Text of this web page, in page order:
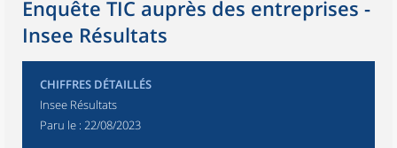
Enquête TIC auprès des entreprises -
Insee Résultats
CHIFFRES DÉTAILLÉS
Insee Résultats
Paru le : 22/08/2023